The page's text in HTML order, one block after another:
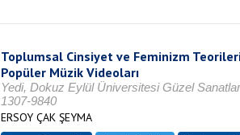
Toplumsal Cinsiyet ve Feminizm
Popüler Müzik Videoları
Yedi, Dokuz Eylül Üniversitesi Güzel
1307-9840
ERSOY ÇAK ŞEYMA